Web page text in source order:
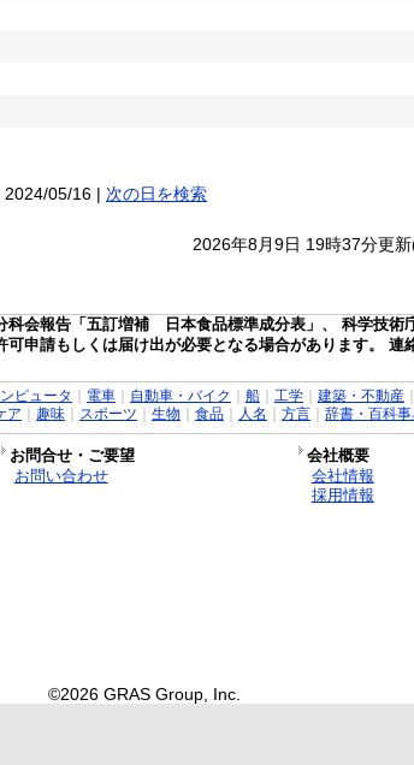
05/16 | 次の日を検索
2026年8月9日 19時37分更
会報告「五訂増補 日本食品標準成分表」、 科学技
申請もしくは届け出が必要となる場合があります。
ピュータ 電車｜ 自動車・バイク 船｜ 工学｜ 建築・不動産｜
ア 趣味｜ スポーツ 生物 食品｜ 人名 方言｜ 辞書・百科事
お問合せ・ご要望 会社概要
お問い合わせ
会社情報
採用情報
©2026 GRAS Group, Inc.